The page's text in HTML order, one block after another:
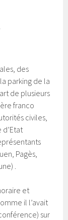
des
parking de la
de plusieurs
franco
civiles,
Pagès,
.
et
il l’avait
sur